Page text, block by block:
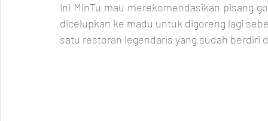
ini MinTu mau merekomendasikan pisang
dicelupkan ke madu untuk digoreng lagi
satu restoran legendaris yang sudah berdiri